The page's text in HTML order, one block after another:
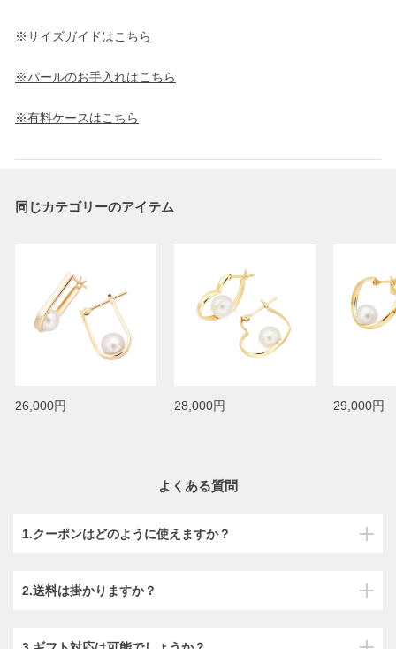
※サイズガイドはこちら
※パールのお手入れはこちら
※有料ケースはこちら
同じカテゴリーのアイテム
26,000円 28,000円 29,000円
よくある質問
1.クーポンはどのように使えますか？
2.送料は掛かりますか？